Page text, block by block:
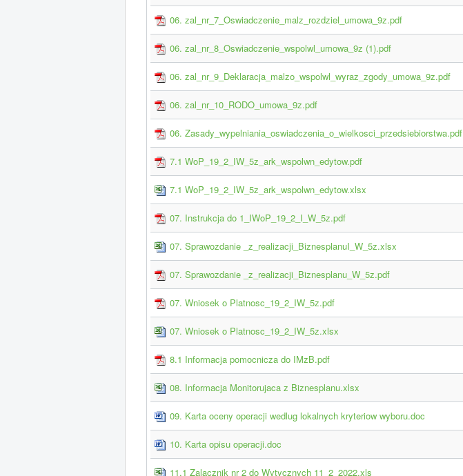
06. zal_nr_7_Oswiadczenie_malz_rozdziel_umowa_9z.pdf
06. zal_nr_8_Oswiadczenie_wspolwl_umowa_9z (1).pdf
06. zal_nr_9_Deklaracja_malzo_wspolwl_wyraz_zgody_umowa_9z.pdf
06. zal_nr_10_RODO_umowa_9z.pdf
06. Zasady_wypelniania_oswiadczenia_o_wielkosci_przedsiebiorstwa.pdf
7.1 WoP_19_2_IW_5z_ark_wspolwn_edytow.pdf
7.1 WoP_19_2_IW_5z_ark_wspolwn_edytow.xlsx
07. Instrukcja do 1_IWoP_19_2_I_W_5z.pdf
07. Sprawozdanie _z_realizacji_BiznesplanuI_W_5z.xlsx
07. Sprawozdanie _z_realizacji_Biznesplanu_W_5z.pdf
07. Wniosek o Platnosc_19_2_IW_5z.pdf
07. Wniosek o Platnosc_19_2_IW_5z.xlsx
8.1 Informacja pomocnicza do IMzB.pdf
08. Informacja Monitorujaca z Biznesplanu.xlsx
09. Karta oceny operacji wedlug lokalnych kryteriow wyboru.doc
10. Karta opisu operacji.doc
11.1 Zalacznik nr 2 do Wytycznych 11_2_2022.xls